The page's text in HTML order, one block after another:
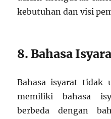
kebutuhan dan visi
8. Bahasa
Bahasa isyarat tidak
memiliki bahasa
berbeda dengan